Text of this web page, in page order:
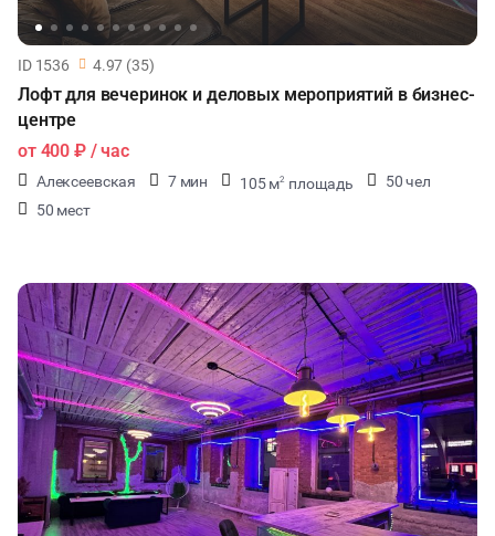
ID 1536 4.97 (35)
Лофт для вечеринок и деловых мероприятий в бизнес-
центре
от 400 ₽/ час
Алексеевская 7 мин 105 м2 площадь
50 чел
50 мест